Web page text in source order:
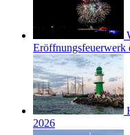
Eröffnungsfeuerwerk
2026